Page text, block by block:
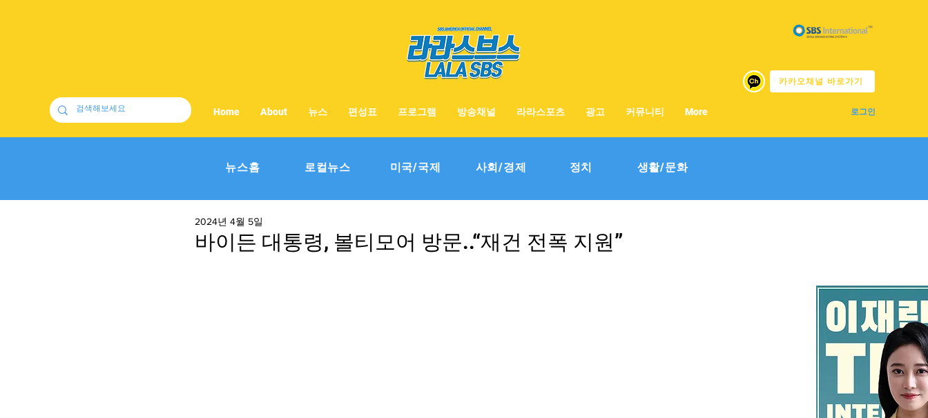
카카오채널 바로가기
로그인
Home About 뉴스 편성표 프로그램 방송채널 라라스포츠 광고 커뮤니티 More
뉴스홈 로컬뉴스 미국/국제 사회/경제 정치 생활/문화
바이든 대통령, 볼티모어 방문..“재건 전폭 지원”
2024년 4월 5일